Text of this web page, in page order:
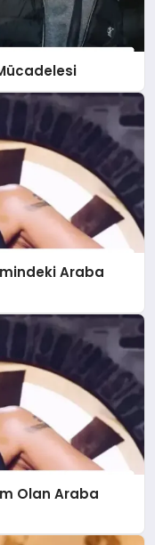
Araba
Olan Araba